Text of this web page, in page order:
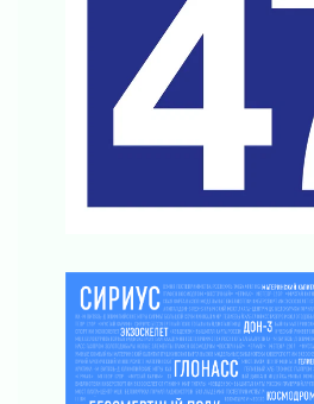
03 августа 2026
Поддержка волонтерских
03 августа 2026
Ладожский мост
Новая площадка: 2027
03 августа 2026
Часть медиков в
рассчитывать на доплату
03 августа 2026